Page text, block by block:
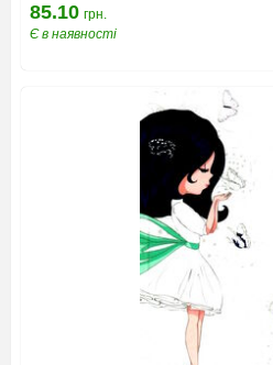
85.10 грн.
Є в наявності